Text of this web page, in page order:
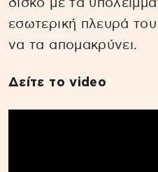
δίσκο με τα
εσωτερική πλευρά
να τα απομακρύνει.
Δείτε το video